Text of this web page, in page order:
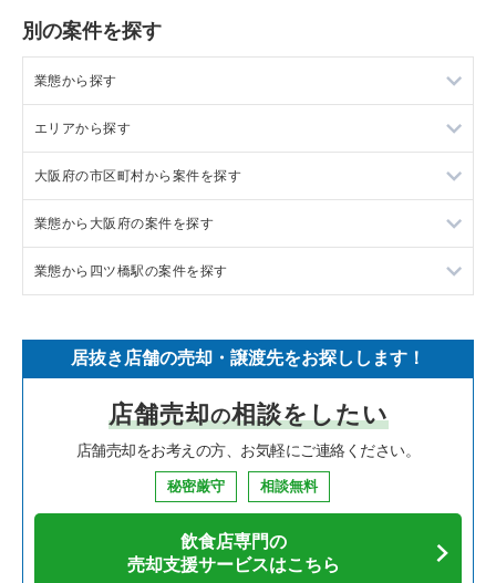
別の案件を探す
業態から探す
ラーメンの居抜き売却物件の案件一覧
フランス料理の居抜き売却物件の案件一覧
イタリア料理の居抜き売却物件の案件一覧
中華の居抜き売却物件の案件一覧
寿司の居抜き売却物件の案件一覧
焼肉の居抜き売却物件の案件一覧
鉄板焼き・お好み焼の居抜き売却物件の案件一覧
カフェの居抜き売却物件の案件一覧
エリアから探す
東京23区の飲食店の居抜き売却物件の案件一覧
東京都下の飲食店の居抜き売却物件の案件一覧
千葉県の飲食店の居抜き売却物件の案件一覧
神奈川県の飲食店の居抜き売却物件の案件一覧
大阪府の飲食店の居抜き売却物件の案件一覧
兵庫県の飲食店の居抜き売却物件の案件一覧
愛知県の飲食店の居抜き売却物件の案件一覧
大阪府の市区町村から案件を探す
大阪市北区の飲食店の居抜き売却物件の案件一覧
大阪市中央区の飲食店の居抜き売却物件の案件一覧
堺市北区の飲食店の居抜き売却物件の案件一覧
堺市中区の飲食店の居抜き売却物件の案件一覧
大阪市西区の飲食店の居抜き売却物件の案件一覧
大阪市福島区の飲食店の居抜き売却物件の案件一覧
業態から大阪府の案件を探す
大阪府のラーメンの居抜き売却物件の案件一覧
大阪府のイタリア料理の居抜き売却物件の案件一覧
大阪府の中華の居抜き売却物件の案件一覧
大阪府のそば・うどんの居抜き売却物件の案件一覧
大阪府の焼肉の居抜き売却物件の案件一覧
業態から四ツ橋駅の案件を探す
四ツ橋駅のイタリア料理の居抜き売却物件の案件一覧
四ツ橋駅の中華の居抜き売却物件の案件一覧
四ツ橋駅の焼肉の居抜き売却物件の案件一覧
四ツ橋駅のアジア料理の居抜き売却物件の案件一覧
居抜き店舗の売却・譲渡先をお探しします！
店舗売却の相談をしたい
店舗売却をお考えの方、お気軽にご連絡ください。
秘密厳守 相談無料
飲食店専門の
売却支援サービスはこちら